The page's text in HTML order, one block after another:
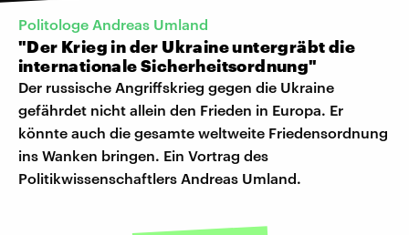
Politologe Andreas Umland
"Der Krieg in der Ukraine untergräbt die
internationale Sicherheitsordnung"
Der russische Angriffskrieg gegen die Ukraine
gefährdet nicht allein den Frieden in Europa. Er
könnte auch die gesamte weltweite Friedensordnung
ins Wanken bringen. Ein Vortrag des
Politikwissenschaftlers Andreas Umland.